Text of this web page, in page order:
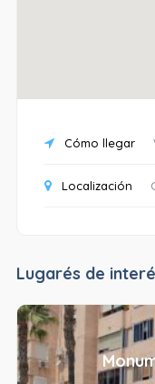
Cómo llegar
Localización
Lugarés de